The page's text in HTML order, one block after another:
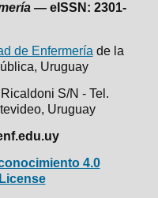
— eISSN: 2301-
de Enfermería de la
Uruguay
S/N - Tel.
Uruguay
4.0